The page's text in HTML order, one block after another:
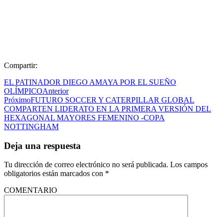
Compartir:
EL PATINADOR DIEGO AMAYA POR EL SUEÑO
OLÍMPICOAnterior
PróximoFUTURO SOCCER Y CATERPILLAR GLOBAL
COMPARTEN LIDERATO EN LA PRIMERA VERSIÓN DEL
HEXAGONAL MAYORES FEMENINO -COPA
NOTTINGHAM
Deja una respuesta
Tu dirección de correo electrónico no será publicada. Los campos
obligatorios están marcados con *
COMENTARIO